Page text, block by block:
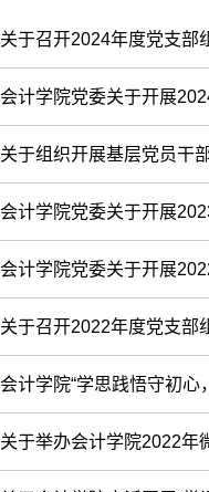
关于召开2024年度党支部
会计学院党委关于开展
关于组织开展基层党员干
会计学院党委关于开展
会计学院党委关于开展
关于召开2022年度党支部
会计学院“学思践悟守初
关于举办会计学院2022年